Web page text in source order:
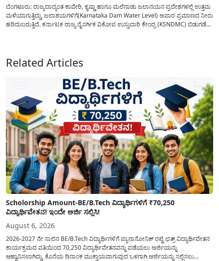
ಬೆಂಗಳೂರು: ರಾಜ್ಯದಾದ್ಯಂತ ಕಾವೇರಿ, ಕೃಷ್ಣಾ ಹಾಗೂ ಮಲೆನಾಡು ಜಲಾನಯನ ಪ್ರದೇಶಗಳಲ್ಲಿ ಉತ್ತಮ
ಮಳೆಯಾಗುತ್ತಿದ್ದು, ಜಲಾಶಯಗಳಿಗೆ(Karnataka Dam Water Level) ಅಪಾರ ಪ್ರಮಾಣದ ನೀರು
ಹರಿದುಬರುತ್ತಿದೆ. ಕರ್ನಾಟಕ ರಾಜ್ಯ ನೈಸರ್ಗಿಕ ವಿಕೋಪ ಉಸ್ತುವಾರಿ ಕೇಂದ್ರ (KSNDMC) ಬಿಡುಗಡೆ
Related Articles
Scholorship Amount-BE/B.Tech ವಿದ್ಯಾರ್ಥಿಗಳಿಗೆ ₹70,250
ವಿದ್ಯಾರ್ಥಿವೇತನ! ಇಂದೇ ಅರ್ಜಿ ಸಲ್ಲಿಸಿ!
August 6, 2026
2026-2027 ನೇ ಸಾಲಿನ BE/B.Tech ವಿದ್ಯಾರ್ಥಿಗಳಿಗೆ ಪ್ಯಾನಾಸೋನಿಕ್ ರಟ್ಟಿ ಛತ್ರ್ ವಿದ್ಯಾರ್ಥಿವೇತನ
ಕಾರ್ಯಕ್ರಮದ ವತಿಯಿಂದ 70,250 ವಿದ್ಯಾರ್ಥಿವೇತನವನ್ನು ಪಡೆಯಲು ಅರ್ಜಿಯನ್ನು
ಆಹ್ವಾನಿಸಲಾಗಿದ್ದು, ಕೊನೆಯ ದಿನಾಂಕ ಮುಕ್ತಾಯವಾಗುವುದ ಒಳಗಾಗಿ ಅರ್ಜಿಯನ್ನು ಸಲ್ಲಿಸಲು